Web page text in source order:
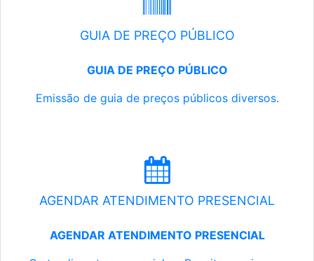
GUIA DE PREÇO PÚBLICO
GUIA DE PREÇO PÚBLICO
Emissão de guia de preços públicos diversos.
AGENDAR ATENDIMENTO PRESENCIAL
AGENDAR ATENDIMENTO PRESENCIAL